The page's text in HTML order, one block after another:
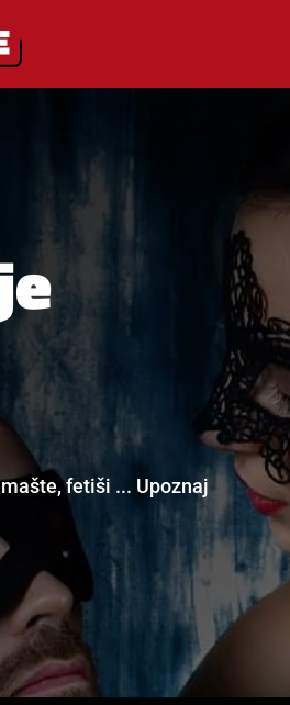
fetiši ... Upoznaj